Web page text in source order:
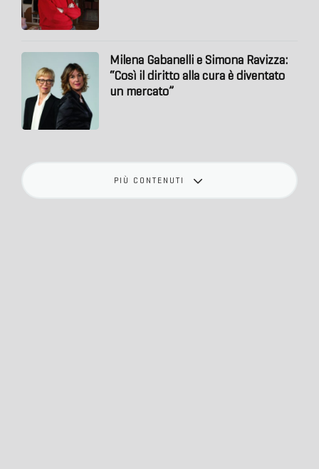
Milena Gabanelli e Simona Ravizza:
“Così il diritto alla cura è diventato
un mercato”
PIÙ CONTENUTI